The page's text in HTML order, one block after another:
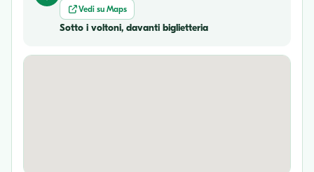
Vedi su Maps
Sotto i voltoni, davanti biglietteria